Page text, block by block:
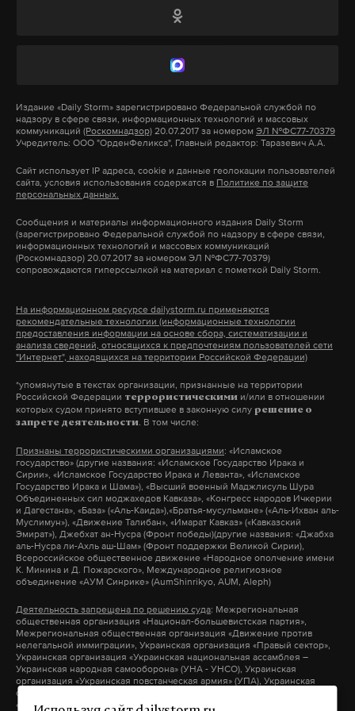
дальность «Орешника» составляет порядка 5,5
принятии окончательного решения насчет
производства «Орешника».
16 декабря на расширенном заседании коллегии
Минобороны Путин заявил, что серийный выпуск
ближайшее время.
#орешник # пво #сво #украина оружие
Издание «Daily Storm» зарегистрировано Федеральной службой по
надзору в сфере связи, информационных технологий и массовых
коммуникаций (Роскомнадзор) 20.07.2017 за номером ЭЛ №ФС77-70379
Учредитель: ООО "ОрденФеликса", Главный редактор: Таразевич А.А.
Сайт использует IP адреса, cookie и данные геолокации пользователей
сайта, условия использования содержатся в Политике по защите
персональных данных.
Сообщения и материалы информационного издания Daily Storm
(зарегистрировано Федеральной службой по надзору в сфере связи,
информационных технологий и массовых коммуникаций
(Роскомнадзор) 20.07.2017 за номером ЭЛ №ФС77-70379)
сопровождаются гиперссылкой на материал с пометкой Daily Storm.
На информационном ресурсе dailystorm.ru применяются
рекомендательные технологии (информационные технологии
предоставления информации на основе сбора, систематизации и
анализа сведений, относящихся к предпочтениям пользователей сети
"Интернет", находящихся на территории Российской Федерации)
*упомянутые в текстах организации, признанные на территории
Российской Федерации террористическими и/или в отношении
которых судом принято вступившее в законную силу решение о
запрете деятельности. В том числе:
Признаны террористическими организациями: «Исламское
государство» (другие названия: «Исламское Государство Ирака и
Сирии», «Исламское Государство Ирака и Леванта», «Исламское
Государство Ирака и Шама»), «Высший военный Маджлисуль Шура
Объединенных сил моджахедов Кавказа», «Конгресс народов Ичкерии
и Дагестана», «База» («Аль-Каида»),«Братья-мусульмане» («Аль-Ихван аль-
Муслимун»), «Движение Талибан», «Имарат Кавказ» («Кавказский
Эмират»), Джебхат ан-Нусра (Фронт победы)(другие названия: «Джабха
аль-Нусра ли-Ахль аш-Шам» (Фронт поддержки Великой Сирии),
Всероссийское общественное движение «Народное ополчение имени
К. Минина и Д. Пожарского», Международное религиозное
объединение «АУМ Синрике» (AumShinrikyo, AUM, Aleph)
Деятельность запрещена по решению суда: Межрегиональная
общественная организация «Национал-большевистская партия»,
Межрегиональная общественная организация «Движение против
нелегальной иммиграции», Украинская организация «Правый сектор»,
Украинская организация «Украинская национальная ассамблея –
Украинская народная самооборона» (УНА - УНСО), Украинская
организация «Украинская повстанческая армия» (УПА), Украинская
организация «Тризуб им. Степана Бандеры», Украинская организация
«Братство», Межрегиональное общественное объединение –